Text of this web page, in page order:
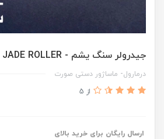
جیدرولر سنگ یشم - JADE ROLLER
درمارول- ماساژور دستی صورت
از 5
ارسال رایگان برای خرید بالای